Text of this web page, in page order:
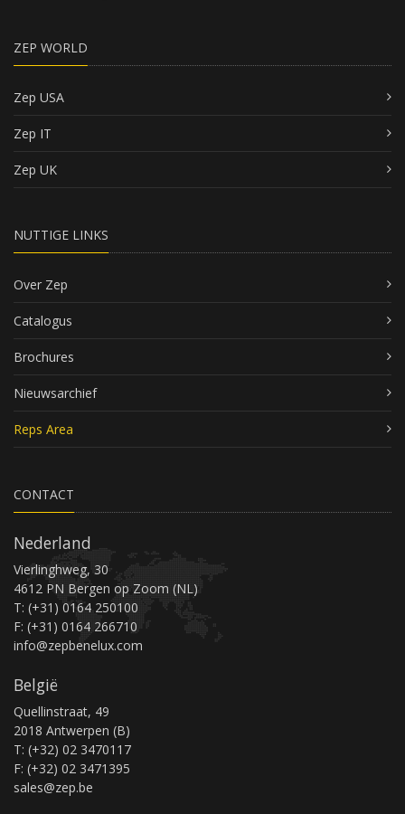
ZEP WORLD
Zep USA
Zep IT
Zep UK
NUTTIGE LINKS
Over Zep
Catalogus
Brochures
Nieuwsarchief
Reps Area
CONTACT
Nederland
Vierlinghweg, 30
4612 PN Bergen op Zoom (NL)
T: (+31) 0164 250100
F: (+31) 0164 266710
info@zepbenelux.com
België
Quellinstraat, 49
2018 Antwerpen (B)
T: (+32) 02 3470117
F: (+32) 02 3471395
sales@zep.be